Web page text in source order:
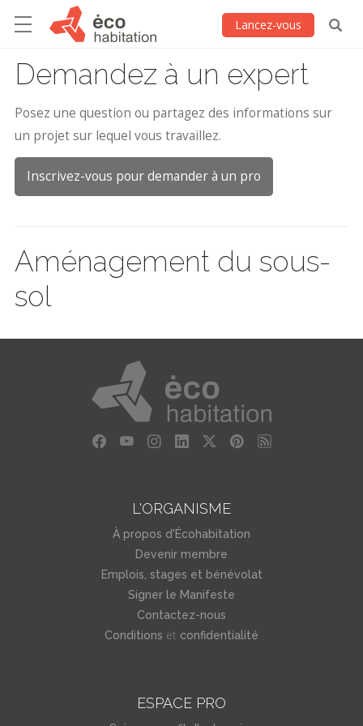
Lancez-vous
Demandez à un expert
Posez une question ou partagez des informations sur
un projet sur lequel vous travaillez.
Inscrivez-vous pour demander à un pro
Aménagement du sous-
sol
L'ORGANISME
À propos d'Écohabitation
Devenir membre
Emplois, stages et bénévolat
Signer le Manifeste
Contactez-nous
Conditions et confidentialité
ESPACE PRO